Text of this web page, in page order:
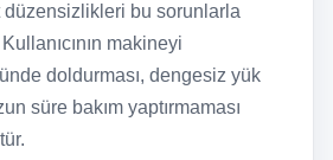
bu sorunlarla
makineyi
doldurması, dengesiz yük
süre bakım yaptırmaması